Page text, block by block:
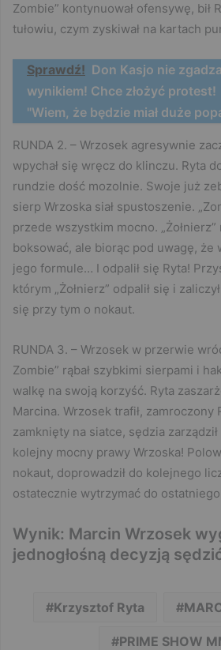
Zombie” kontynuował ofensywę, bił
tułowiu, czym zyskiwał na kartach
Sprawdź! Don Kasjo nie
wynikiem! Chce złożyć protest!
"Wiem, że będzie miał duże
RUNDA 2. – Wrzosek agresywnie
wpychał się wręcz do klinczu. Ryta
rundzie dość mozolnie. Swoje już
sierp Wrzoska siał spustoszenie.
przede wszystkim mocno. „Żołnierz”
boksować, ale biorąc pod uwagę, że
jego formule… I odpalił się Ryta!
którym „Żołnierz” odpalił się i
się przy tym o nokaut.
RUNDA 3. – Wrzosek w przerwie
Zombie” rąbał szybkimi sierpami i
walkę na swoją korzyść. Ryta
Marcina. Wrzosek trafił, zamroczony
zamknięty na siatce, sędzia
kolejny mocny prawy Wrzoska!
nokaut, doprowadził do kolejnego
ostatecznie wytrzymać do
Wynik: Marcin Wrzosek
jednogłośną decyzją
Krzysztof Ryta
PRIME SHOW